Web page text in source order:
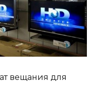
вещания для